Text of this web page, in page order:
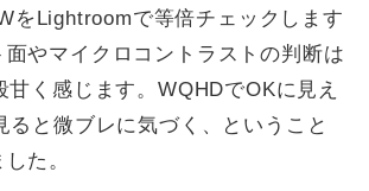
をLightroomで等倍チェックします
やマイクロコントラストの判断は
甘く感じます。WQHDでOKに見え
ると微ブレに気づく、ということ
た。